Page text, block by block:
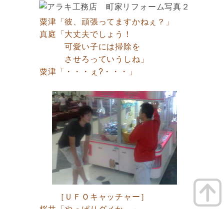
粟津「彼、頑張ってますかねぇ？」
真庭「大丈夫でしょう！
可愛い子には掃除を
させろっていうしね」
粟津「・・・ぇ?・・・」
［ＵＦＯキャッチャー］